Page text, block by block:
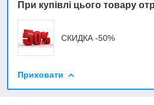
При купівлі цього товару
СКИДКА -50%
Приховати